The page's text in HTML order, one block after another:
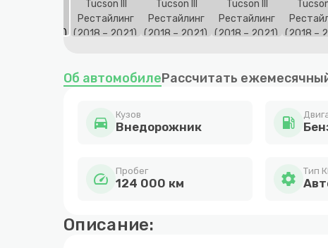
1
of
Об автомобилеРассчитать
directions_car Кузов
Внедорожник local_gas_station
speed Пробег
124 000 км settings Тип
Описание: